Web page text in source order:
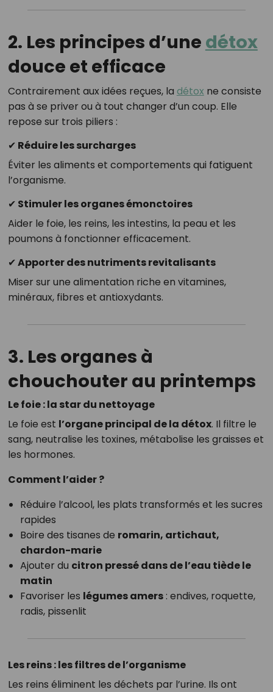
2. Les principes d’une détox
douce et efficace
Contrairement aux idées reçues, la détox ne consiste
pas à se priver ou à tout changer d’un coup. Elle
repose sur trois piliers :
✔ Réduire les surcharges
Éviter les aliments et comportements qui fatiguent
l’organisme.
✔ Stimuler les organes émonctoires
Aider le foie, les reins, les intestins, la peau et les
poumons à fonctionner efficacement.
✔Apporter des nutriments revitalisants
Miser sur une alimentation riche en vitamines,
minéraux, fibres et antioxydants.
3. Les organes à
chouchouter au printemps
Le foie : la star du nettoyage
Le foie est l’organe principal de la détox. Il filtre le
sang, neutralise les toxines, métabolise les graisses et
les hormones.
Comment l’aider ?
Réduire l’alcool, les plats transformés et les sucres
rapides
Boire des tisanes de romarin, artichaut,
chardon-marie
Ajouter du citron pressé dans de l’eau tiède le
matin
Favoriser les légumes amers: endives, roquette,
radis, pissenlit
Les reins : les filtres de l’organisme
Les reins éliminent les déchets par l’urine. Ils ont